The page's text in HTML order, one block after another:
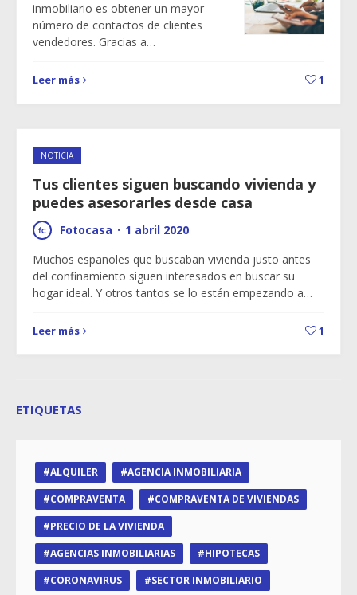
inmobiliario es obtener un mayor
número de contactos de clientes
vendedores. Gracias a…
Leer más 1
NOTICIA
Tus clientes siguen buscando vivienda y
puedes asesorarles desde casa
Fotocasa · 1 abril 2020
Muchos españoles que buscaban vivienda justo antes
del confinamiento siguen interesados en buscar su
hogar ideal. Y otros tantos se lo están empezando a…
Leer más 1
ETIQUETAS
ALQUILER
AGENCIA INMOBILIARIA
COMPRAVENTA
COMPRAVENTA DE VIVIENDAS
PRECIO DE LA VIVIENDA
AGENCIAS INMOBILIARIAS
HIPOTECAS
CORONAVIRUS
SECTOR INMOBILIARIO